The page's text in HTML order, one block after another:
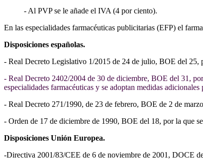
- Al PVP se le añade el IVA (4 por ciento).
En las especialidades farmacéuticas publicitarias (EFP) el
Disposiciones españolas.
- Real Decreto Legislativo 1/2015 de 24 de julio, BOE del 25,
- Real Decreto 2402/2004 de 30 de diciembre, BOE del 31,
especialidades farmacéuticas y se adoptan medidas
- Real Decreto 271/1990, de 23 de febrero, BOE de 2 de
- Orden de 17 de diciembre de 1990, BOE del 18, por la que
Disposiciones Unión Europea.
-Directiva 2001/83/CEE de 6 de noviembre de 2001, DOCE